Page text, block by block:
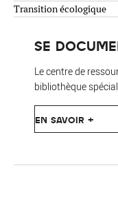
Transition écologique
SE
Le centre de
bibliothèque
EN SAVOIR +